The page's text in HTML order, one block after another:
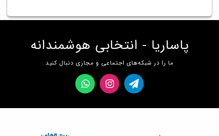
پاساریا - انتخابی هوشمندانه
ما را در شبکه‌های اجتماعی و مجازی دنبال کنید